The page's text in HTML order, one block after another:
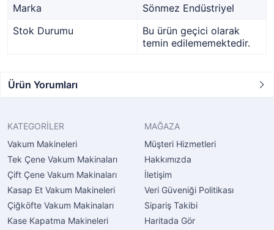
Marka
Sönmez Endüstriyel
Stok Durumu
Bu ürün geçici olarak
temin edilememektedir.
Ürün Yorumları
KATEGORİLER
Vakum Makineleri
Tek Çene Vakum Makinaları
Çift Çene Vakum Makinaları
Kasap Et Vakum Makineleri
Çiğköfte Vakum Makinaları
Kase Kapatma Makineleri
MAĞAZA
Müşteri Hizmetleri
Hakkımızda
İletişim
Veri Güveniği Politikası
Sipariş Takibi
Haritada Gör